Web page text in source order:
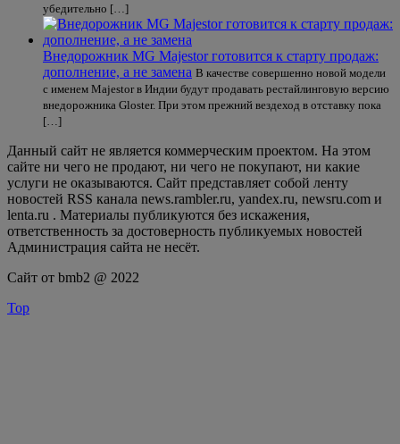
убедительно […]
Внедорожник MG Majestor готовится к старту продаж:
дополнение, а не замена В качестве совершенно новой модели
с именем Majestor в Индии будут продавать рестайлинговую версию
внедорожника Gloster. При этом прежний вездеход в отставку пока
[…]
Данный сайт не является коммерческим проектом. На этом
сайте ни чего не продают, ни чего не покупают, ни какие
услуги не оказываются. Сайт представляет собой ленту
новостей RSS канала news.rambler.ru, yandex.ru, newsru.com и
lenta.ru . Материалы публикуются без искажения,
ответственность за достоверность публикуемых новостей
Администрация сайта не несёт.
Сайт от bmb2 @ 2022
Top